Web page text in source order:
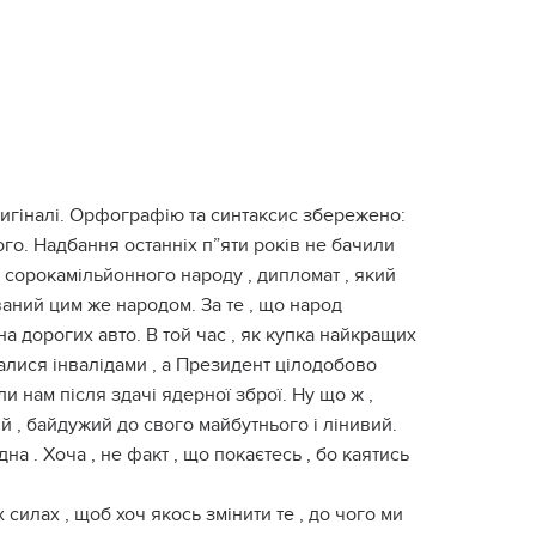
Орфографію та синтаксис збережено:
Надбання останніх п”яти років не бачили
народу , дипломат , який
цим же народом. За те , що народ
дорогих авто. В той час , як купка найкращих
інвалідами , а Президент цілодобово
нам після здачі ядерної зброї. Ну що ж ,
, байдужий до свого майбутнього і лінивий.
. Хоча , не факт , що покаєтесь , бо каятись
, щоб хоч якось змінити те , до чого ми